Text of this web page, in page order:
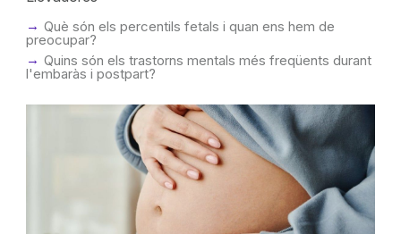
Què són els percentils fetals i quan ens hem de
preocupar?
Quins són els trastorns mentals més freqüents durant
l'embaràs i postpart?